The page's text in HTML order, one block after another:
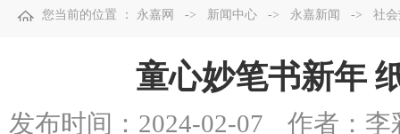
您当前的位置 ： 永嘉网 -> 新闻中心 -> 永嘉新闻 -> 社
童心妙笔书新年
发布时间： 2024-02-07 作者：李